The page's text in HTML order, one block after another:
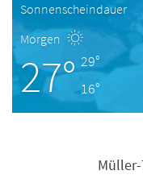
Sonnenscheindauer
Morgen
27° 29°
16°